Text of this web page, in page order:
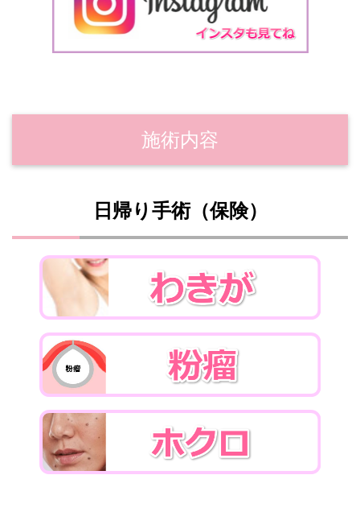
施術内容
日帰り手術（保険）